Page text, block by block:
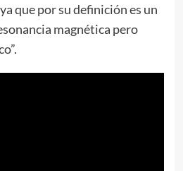
que por su definición es un
magnética pero